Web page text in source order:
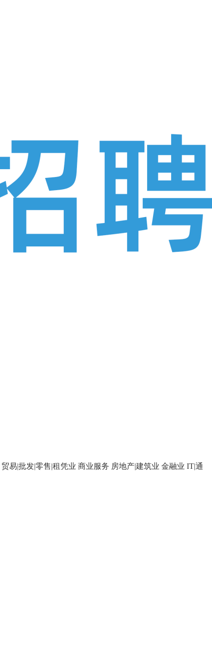
贸易|批发|零售|租凭业 商业服务 房地产|建筑业 金融业 IT|通